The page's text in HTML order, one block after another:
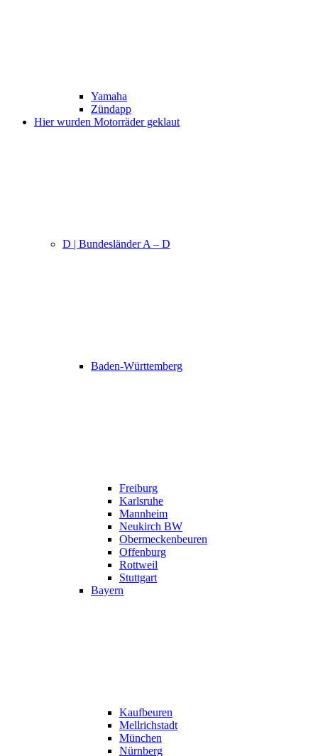
Yamaha
Zündapp
Hier wurden Motorräder geklaut
D | Bundesländer A – D
Baden-Württemberg
Freiburg
Karlsruhe
Mannheim
Neukirch BW
Obermeckenbeuren
Offenburg
Rottweil
Stuttgart
Bayern
Kaufbeuren
Mellrichstadt
München
Nürnberg